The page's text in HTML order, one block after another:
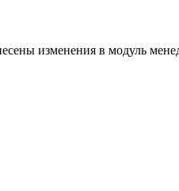
изменения в модуль